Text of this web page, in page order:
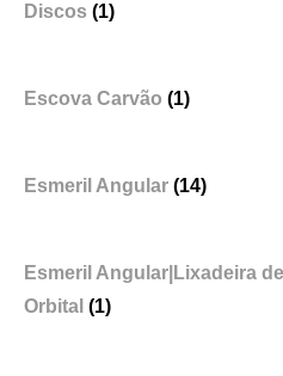
Discos (1)
Escova Carvão (1)
Esmeril Angular (14)
Esmeril Angular|Lixadeira
Orbital (1)